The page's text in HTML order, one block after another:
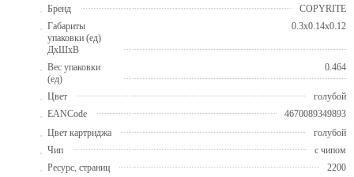
Бренд
COPYRITE
Габариты
упаковки (ед)
ДхШхВ
0.3x0.14x0.12
Вес упаковки
(ед)
0.464
Цвет
голубой
EANCode
4670089349893
Цвет картриджа
голубой
Чип
с чипом
Ресурс, страниц
2200